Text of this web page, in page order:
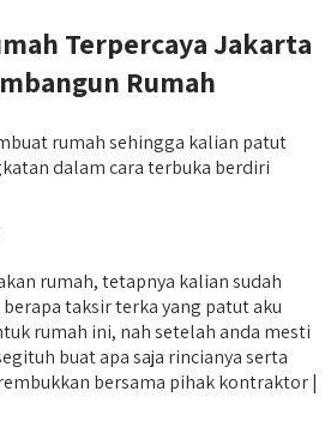
Terpercaya Jakarta
Rumah
rumah sehingga kalian patut
dalam cara terbuka berdiri
rumah, tetapnya kalian sudah
taksir terka yang patut aku
rumah ini, nah setelah anda mesti
buat apa saja rincianya serta
bersama pihak kontraktor |